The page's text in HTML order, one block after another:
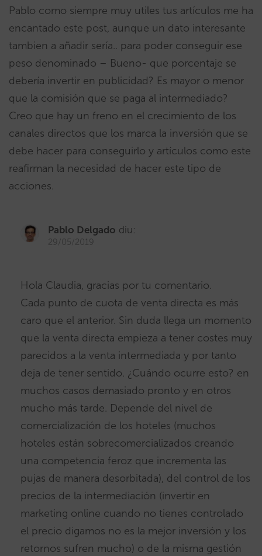
Pablo como siempre muy utiles tus artículos me ha
encantado este post, aunque un dato interesante
tambien a añadir sería.. para poder conseguir ese
peso denominado – Bueno- que porcentaje se
debería invertir en publicidad? Es mayor o menor
que la comisión que se paga al intermediado?
Creo que hay un freno en el crecimiento de los
canales directos que los marca la inversión que se
debe hacer para conseguirlo y artículos como este
reafirman la necesidad de hacer este tipo de
acciones.
Pablo Delgado diu:
29/05/2019
Hola Claudia, gracias por tu comentario.
Cada punto de cuota de venta directa es más
caro que el anterior. Sin duda llega un momento
que la venta directa empieza a tener costes muy
parecidos a la venta intermediada y por tanto
deja de tener sentido. ¿Cuándo ocurre esto? en
muchos casos demasiado pronto y en otros
mucho más tarde. Depende del nivel de
comercialización de los hoteles (muchos
hoteles están sobrecomercializados creando
una competencia feroz que incrementa las
pujas de manera desorbitada), del control de los
precios de la intermediación (invertir en
marketing online cuando no tienes controlado
el precio digamos no es la mejor inversión y los
retornos sufren mucho) o de la misma gestión